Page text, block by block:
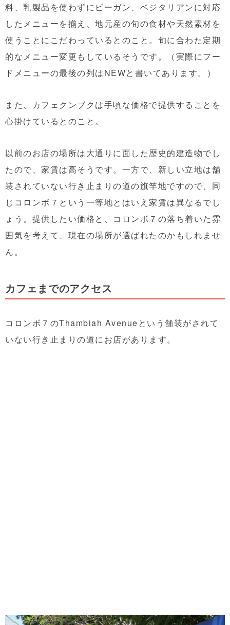
料、乳製品を使わずにビーガン、ベジタリアンに対応
したメニューを揃え、地元産の旬の食材や天然素材を
使うことにこだわっているとのこと。旬に合わた定期
的なメニュー変更もしているそうです。（実際にフー
ドメニューの最後の列はNEWと書いてあります。）
また、カフェクンブクは手頃な価格で提供することを
心掛けているとのこと。
以前のお店の場所は大通りに面した歴史的建造物でし
たので、家賃は高そうです。一方で、新しい立地は舗
装されていない行き止まりの道の旗竿地ですので、同
じコロンボ７という一等地とはいえ家賃は異なるでし
ょう。提供したい価格と、コロンボ７の落ち着いた雰
囲気を考えて、現在の場所が選ばれたのかもしれませ
ん。
カフェまでのアクセス
コロンボ７のThambiah Avenueという舗装がされて
いない行き止まりの道にお店があります。